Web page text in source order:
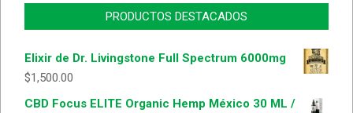
PRODUCTOS DESTACADOS
Elixir de Dr. Livingstone Full Spectrum 6000mg
$1,500.00
CBD Focus ELITE Organic Hemp México 30 ML /